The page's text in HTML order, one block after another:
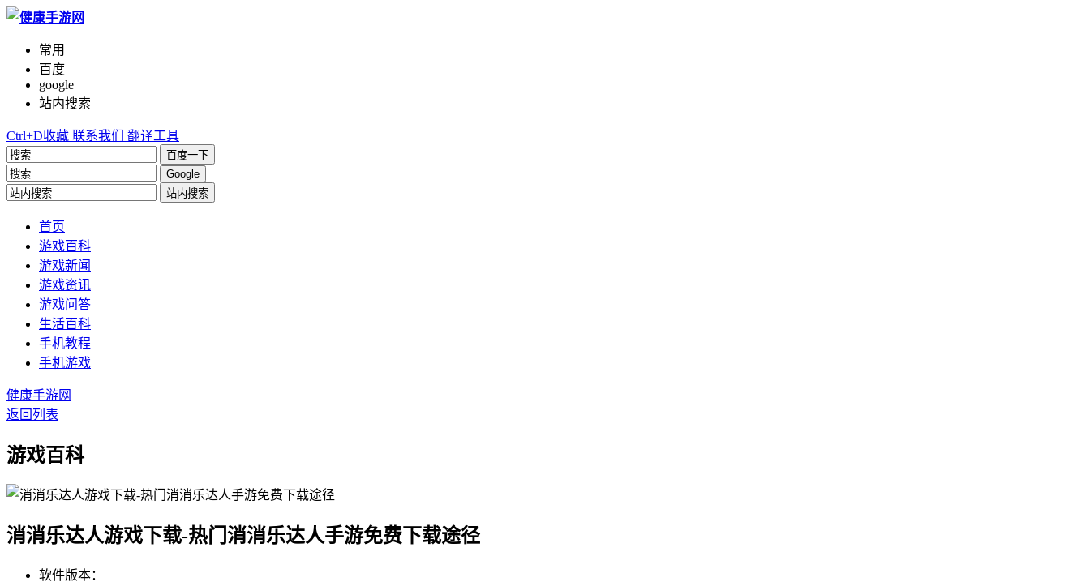
常用
百度
google
站内搜索
Ctrl+D收藏 联系我们 翻译工具
百度一下
Google
站内搜索
首页
游戏百科
游戏新闻
游戏资讯
游戏问答
生活百科
手机教程
手机游戏
健康手游网
返回列表
游戏百科
消消乐达人游戏下载-热门消消乐达人手游免费下载途径
软件版本：